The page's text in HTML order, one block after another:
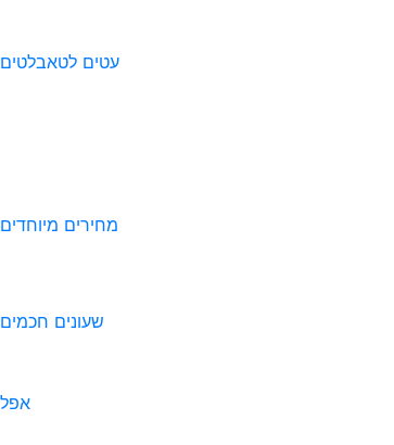
עטים לטאבלטים
מחירים מיוחדים
שעונים חכמים
אפל